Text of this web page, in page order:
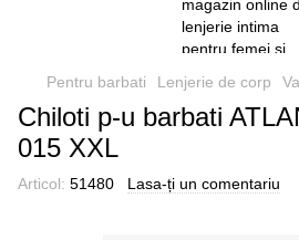
Pentru barbati Lenjerie de corp
Chiloti p-u barbati
015 XXL
Articol: 51480 Lasa-ți un comentariu